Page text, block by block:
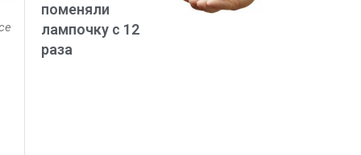
поменяли
лампочку с 12
раза